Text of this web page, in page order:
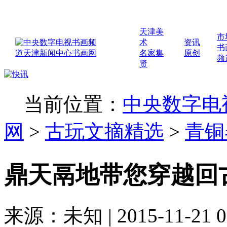
天津美
术
名家集
贤
资讯
原创
市
书
频
当前位置： 中央数字
网 > 古玩文摘精选 > 青
鼎天鬲地带您穿越回
来源：未知 | 2015-11-21